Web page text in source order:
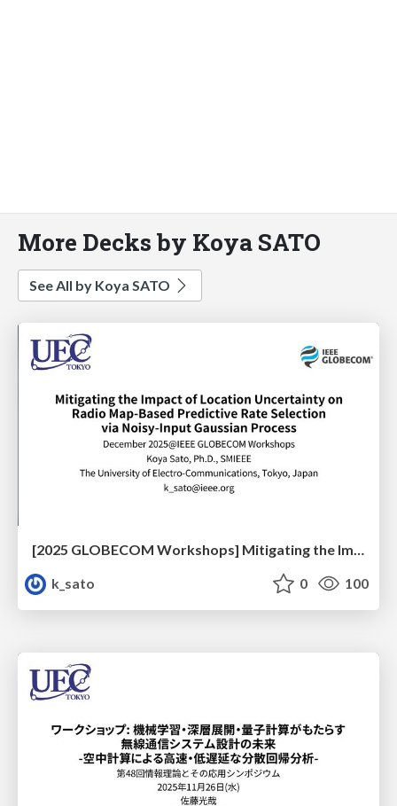
More Decks by Koya SATO
See All by Koya SATO
[2025 GLOBECOM Workshops] Mitigating the Impact of Location Uncertainty on Radio Map-Based Predictive Rate Selection via Noisy-Input Gaussian Process
k_sato
0 100